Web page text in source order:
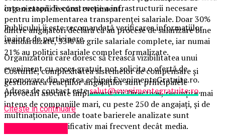
într-o etapă de construcție a infrastructurii necesare
pentru implementarea transparenței salariale. Doar 30%
dintre angajatori declară că au procese de salarizare bine
standardizate, 33% au grile salariale complete, iar numai
21% au politici salariale complet formalizate.
Costurile, complexitatea sistemelor de compensare și
gestionarea reacțiilor angajaților sunt principalele
provocări asociate implementării Directivei, resimțite mai
intens de companiile mari, cu peste 250 de angajați, și de
multinaționale, unde toate barierele analizate sunt
menționate semnificativ mai frecvent decât media.
organizatorii fiecărui eveniment.
Publicului îi este recomandată verificarea informațiilor
înainte de participare.
Organizatorii care doresc să crească vizibilitatea unui
eveniment cu acces gratuit pot solicita o ofertă de
promovare din partea echipei EvenimenteGratuite.ro.
Adresa de contact estesalut@evenimentegratuite.ro.
Citeste in continuare